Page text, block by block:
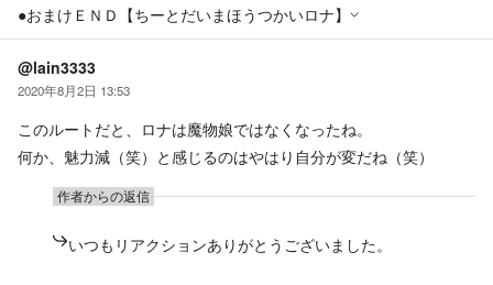
●おまけＥＮＤ【ちーとだいまほうつかいロナ】
@lain3333
2020年8月2日 13:53
このルートだと、ロナは魔物娘ではなくなったね。
何か、魅力減（笑）と感じるのはやはり自分が変だね（笑）
作者からの返信
いつもリアクションありがとうございました。